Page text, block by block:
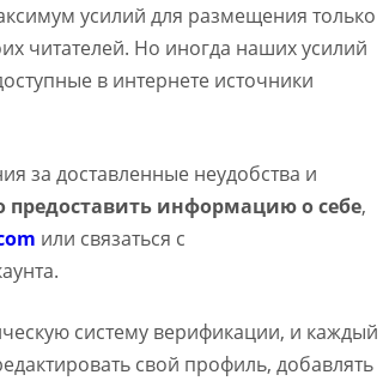
усилий для размещения только
читателей. Но иногда наших усилий
в интернете источники
за доставленные неудобства и
предоставить информацию о себе,
или связаться с
систему верификации, и каждый
свой профиль, добавлять